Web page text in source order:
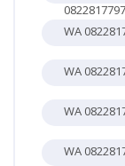
0822817797
WA
WA
WA
WA